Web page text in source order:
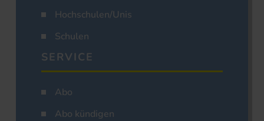
Hochschulen/Unis
Schulen
SERVICE
Abo
Abo kündigen